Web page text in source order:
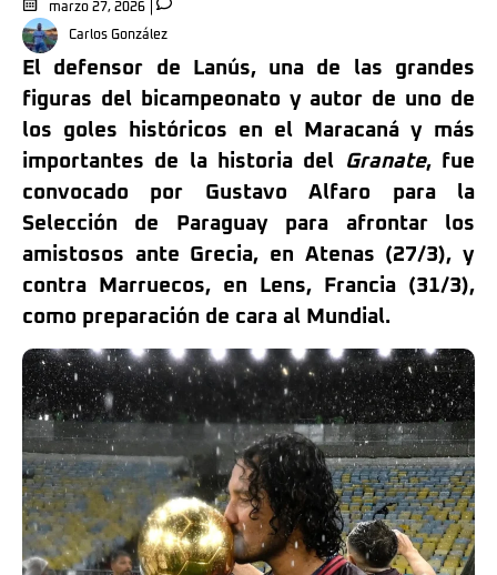
marzo 27, 2026
Carlos González
El defensor de Lanús, una de las grandes
figuras del bicampeonato y autor de uno de
los goles históricos en el Maracaná y más
importantes de la historia del
Granate, fue
convocado por Gustavo Alfaro para la
Selección de Paraguay para afrontar los
amistosos ante Grecia, en Atenas (27/3), y
contra Marruecos, en Lens, Francia (31/3),
como preparación de cara al Mundial.